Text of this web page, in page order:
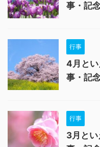
事・記
行事
4月とい
事・記
行事
3月と